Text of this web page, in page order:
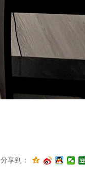
分享到：